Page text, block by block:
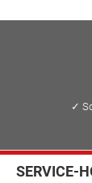
✓
SERVICE-